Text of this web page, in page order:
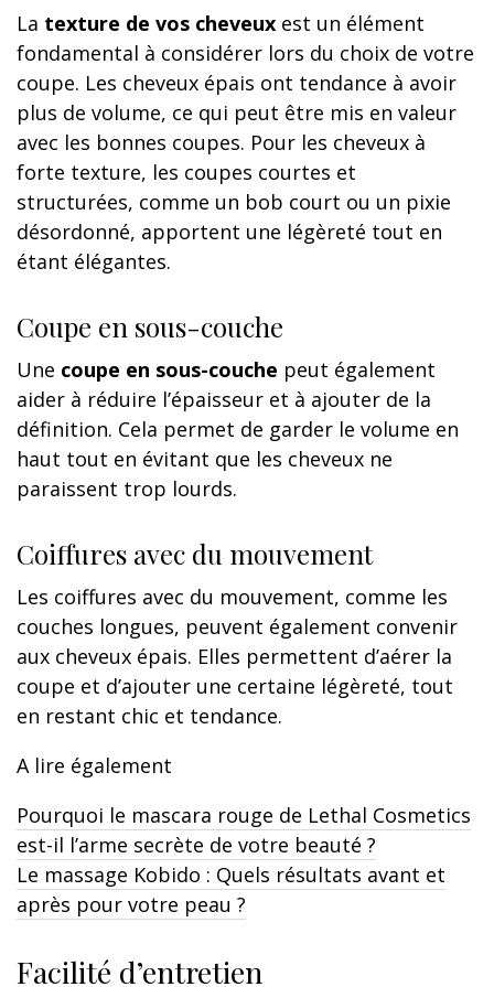
La texture de vos cheveux est un élément
fondamental à considérer lors du choix de votre
coupe. Les cheveux épais ont tendance à avoir
plus de volume, ce qui peut être mis en valeur
avec les bonnes coupes. Pour les cheveux à
forte texture, les coupes courtes et
structurées, comme un bob court ou un pixie
désordonné, apportent une légèreté tout en
étant élégantes.
Coupe en sous-couche
Une coupe en sous-couche peut également
aider à réduire l’épaisseur et à ajouter de la
définition. Cela permet de garder le volume en
haut tout en évitant que les cheveux ne
paraissent trop lourds.
Coiffures avec du mouvement
Les coiffures avec du mouvement, comme les
couches longues, peuvent également convenir
aux cheveux épais. Elles permettent d’aérer la
coupe et d’ajouter une certaine légèreté, tout
en restant chic et tendance.
A lire également
Pourquoi le mascara rouge de Lethal Cosmetics
est-il l’arme secrète de votre beauté ?
Le massage Kobido : Quels résultats avant et
après pour votre peau ?
Facilité d’entretien